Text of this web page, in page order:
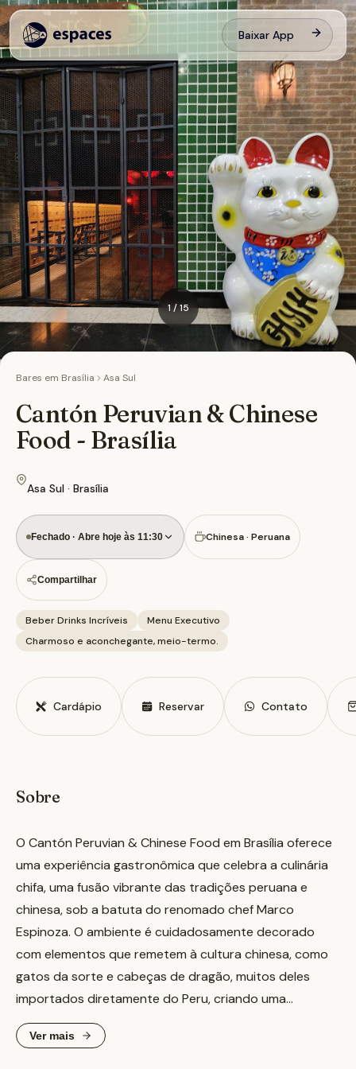
Baixar App
1/15
Bares em Brasília Asa Sul
Cantón Peruvian & Chinese
Food - Brasília
Asa Sul · Brasília
Fechado · Abre hoje às 11:30 Chinesa · Peruana
Compartilhar
Beber Drinks Incríveis
Menu Executivo
Charmoso e aconchegante, meio-termo.
Cardápio Reservar Contato
Sobre
O Cantón Peruvian & Chinese Food em Brasília oferece
uma experiência gastronômica que celebra a culinária
chifa, uma fusão vibrante das tradições peruana e
chinesa, sob a batuta do renomado chef Marco
Espinoza. O ambiente é cuidadosamente decorado
com elementos que remetem à cultura chinesa, como
gatos da sorte e cabeças de dragão, muitos deles
importados diretamente do Peru, criando uma
atmosfera charmosa e acolhedora. A cozinha aberta
permite aos clientes observar a preparação dos
Ver mais